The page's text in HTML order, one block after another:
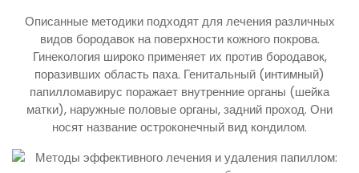
Описанные методики подходят для лечения различных
видов бородавок на поверхности кожного покрова.
Гинекология широко применяет их против бородавок,
поразивших область паха. Генитальный (интимный)
папилломавирус поражает внутренние органы (шейка
матки), наружные половые органы, задний проход. Они
носят название остроконечный вид кондилом.